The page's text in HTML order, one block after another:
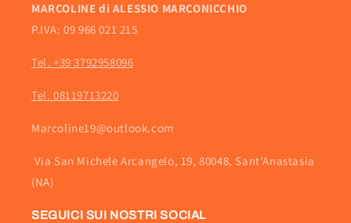
MARCOLINE di ALESSIO MARCONICCHIO
P.IVA: 09 966 021 215
Tel. +39 3792958096
Tel. 08119713220
Marcoline19@outlook.com
Via San Michele Arcangelo, 19, 80048, Sant'Anastasia
(NA)
SEGUICI SUI NOSTRI SOCIAL